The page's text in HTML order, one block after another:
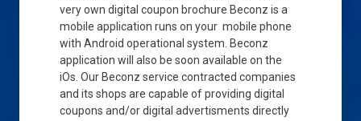
very own digital coupon brochure Beconz is a
mobile application runs on your mobile phone
with Android operational system. Beconz
application will also be soon available on the
iOs. Our Beconz service contracted companies
and its shops are capable of providing digital
coupons and/or digital advertisments directly